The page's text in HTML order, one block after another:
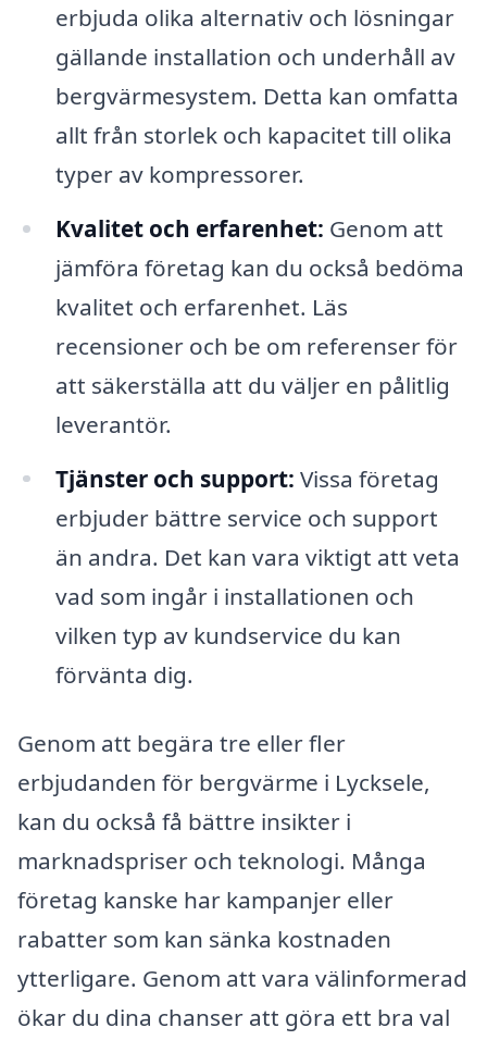
erbjuda olika alternativ och lösningar
gällande installation och underhåll av
bergvärmesystem. Detta kan omfatta
allt från storlek och kapacitet till olika
typer av kompressorer.
Kvalitet och erfarenhet: Genom att
jämföra företag kan du också bedöma
kvalitet och erfarenhet. Läs
recensioner och be om referenser för
att säkerställa att du väljer en pålitlig
leverantör.
Tjänster och support: Vissa företag
erbjuder bättre service och support
än andra. Det kan vara viktigt att veta
vad som ingår i installationen och
vilken typ av kundservice du kan
förvänta dig.
Genom att begära tre eller fler
erbjudanden för bergvärme i Lycksele,
kan du också få bättre insikter i
marknadspriser och teknologi. Många
företag kanske har kampanjer eller
rabatter som kan sänka kostnaden
ytterligare. Genom att vara välinformerad
ökar du dina chanser att göra ett bra val